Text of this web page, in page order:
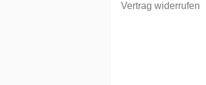
Vertrag widerrufen